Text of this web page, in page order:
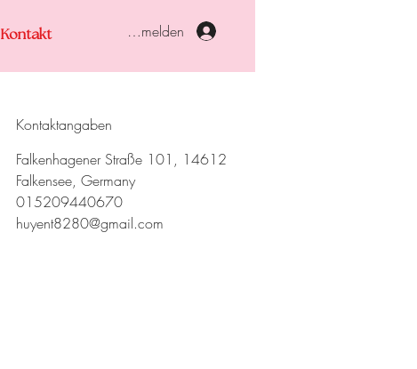
Kontakt Anmelden
Kontaktangaben
Falkenhagener Straße 101, 14612
Falkensee, Germany
015209440670
huyent8280@gmail.com